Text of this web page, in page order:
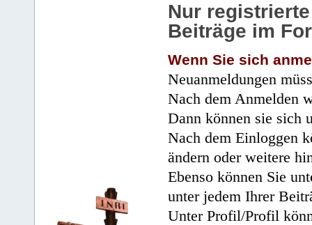
Nur
Beiträge im
Wenn Sie sich
Neuanmeldungen
Nach dem Anmelden
Dann können sie sich
Nach dem Einloggen
ändern oder weitere
Ebenso können Sie
unter jedem Ihrer
Unter Profil/Profil